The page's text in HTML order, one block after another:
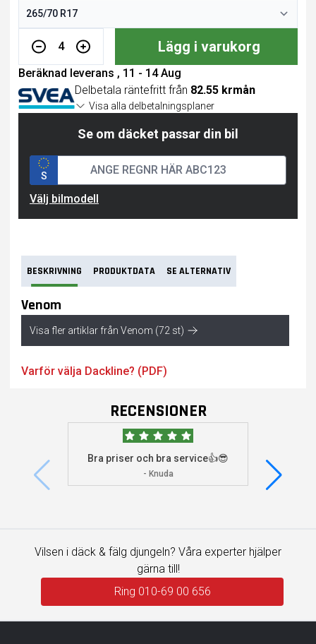
4 Lägg i varukorg
Beräknad leverans , 11 - 14 Aug
Delbetala räntefritt från 82.55 krmån
Visa alla delbetalningsplaner
Se om däcket passar din bil
S
Välj bilmodell
BESKRIVNING PRODUKTDATA SE ALTERNATIV
Venom
Visa fler artiklar från Venom (72 st)
Varför välja Dackline? (PDF)
RECENSIONER
Bra priser och bra service👍😎
- Knuda
Vilsen i däck & fälg djungeln? Våra experter hjälper
gärna till!
Ring 010-69 00 656